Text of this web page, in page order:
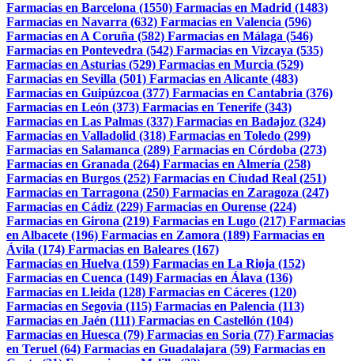
Farmacias en Barcelona (1550) Farmacias en Madrid (1483)
Farmacias en Navarra (632) Farmacias en Valencia (596)
Farmacias en A Coruña (582) Farmacias en Málaga (546)
Farmacias en Pontevedra (542) Farmacias en Vizcaya (535)
Farmacias en Asturias (529) Farmacias en Murcia (529)
Farmacias en Sevilla (501) Farmacias en Alicante (483)
Farmacias en Guipúzcoa (377) Farmacias en Cantabria (376)
Farmacias en León (373) Farmacias en Tenerife (343)
Farmacias en Las Palmas (337) Farmacias en Badajoz (324)
Farmacias en Valladolid (318) Farmacias en Toledo (299)
Farmacias en Salamanca (289) Farmacias en Córdoba (273)
Farmacias en Granada (264) Farmacias en Almería (258)
Farmacias en Burgos (252) Farmacias en Ciudad Real (251)
Farmacias en Tarragona (250) Farmacias en Zaragoza (247)
Farmacias en Cádiz (229) Farmacias en Ourense (224)
Farmacias en Girona (219) Farmacias en Lugo (217) Farmacias
en Albacete (196) Farmacias en Zamora (189) Farmacias en
Ávila (174) Farmacias en Baleares (167)
Farmacias en Huelva (159) Farmacias en La Rioja (152)
Farmacias en Cuenca (149) Farmacias en Álava (136)
Farmacias en Lleida (128) Farmacias en Cáceres (120)
Farmacias en Segovia (115) Farmacias en Palencia (113)
Farmacias en Jaén (111) Farmacias en Castellón (104)
Farmacias en Huesca (79) Farmacias en Soria (77) Farmacias
en Teruel (64) Farmacias en Guadalajara (59) Farmacias en